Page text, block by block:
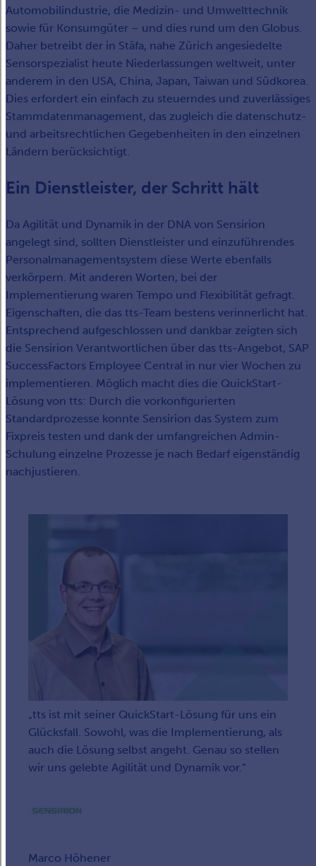
Automobilindustrie, die Medizin- und Umwelttechnik
sowie für Konsumgüter – und dies rund um den Globus.
Daher betreibt der in Stäfa, nahe Zürich angesiedelte
Sensorspezialist heute Niederlassungen weltweit, unter
anderem in den USA, China, Japan, Taiwan und Südkorea.
Dies erfordert ein einfach zu steuerndes und zuverlässiges
Stammdatenmanagement, das zugleich die datenschutz-
und arbeitsrechtlichen Gegebenheiten in den einzelnen
Ländern berücksichtigt.
Ein Dienstleister, der Schritt hält
Da Agilität und Dynamik in der DNA von Sensirion
angelegt sind, sollten Dienstleister und einzuführendes
Personalmanagementsystem diese Werte ebenfalls
verkörpern. Mit anderen Worten, bei der
Implementierung waren Tempo und Flexibilität gefragt.
Eigenschaften, die das tts-Team bestens verinnerlicht hat.
Entsprechend aufgeschlossen und dankbar zeigten sich
die Sensirion Verantwortlichen über das tts-Angebot, SAP
SuccessFactors Employee Central in nur vier Wochen zu
implementieren. Möglich macht dies die QuickStart-
Lösung von tts: Durch die vorkonfigurierten
Standardprozesse konnte Sensirion das System zum
Fixpreis testen und dank der umfangreichen Admin-
Schulung einzelne Prozesse je nach Bedarf eigenständig
nachjustieren.
tts ist mit seiner QuickStart-Lösung für uns ein
Glücksfall. Sowohl, was die Implementierung, als
auch die Lösung selbst angeht. Genau so stellen
wir uns gelebte Agilität und Dynamik vor.
Marco Höhener